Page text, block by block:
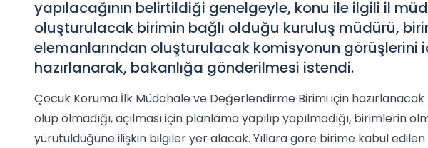
yapılacağının belirtildiği genelgeyle, konu ile ilgili il
oluşturulacak birimin bağlı olduğu kuruluş müdürü,
elemanlarından oluşturulacak komisyonun görüşlerini
hazırlanarak, bakanlığa gönderilmesi istendi.
Çocuk Koruma İlk Müdahale ve Değerlendirme Birimi için
olup olmadığı, açılması için planlama yapılıp yapılmadığı, birimlerin
yürütüldüğüne ilişkin bilgiler yer alacak. Yıllara göre birime kabul edilen